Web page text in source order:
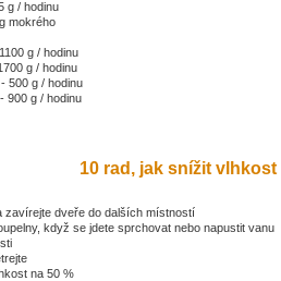
g / hodinu
mokrého
g / hodinu
g / hodinu
500 g / hodinu
900 g / hodinu
10 rad, jak snížit vlhkost
zavírejte dveře do dalších místností
když se jdete sprchovat nebo napustit vanu
na 50 %